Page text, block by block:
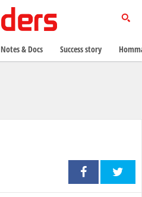
Notes & Docs Success story